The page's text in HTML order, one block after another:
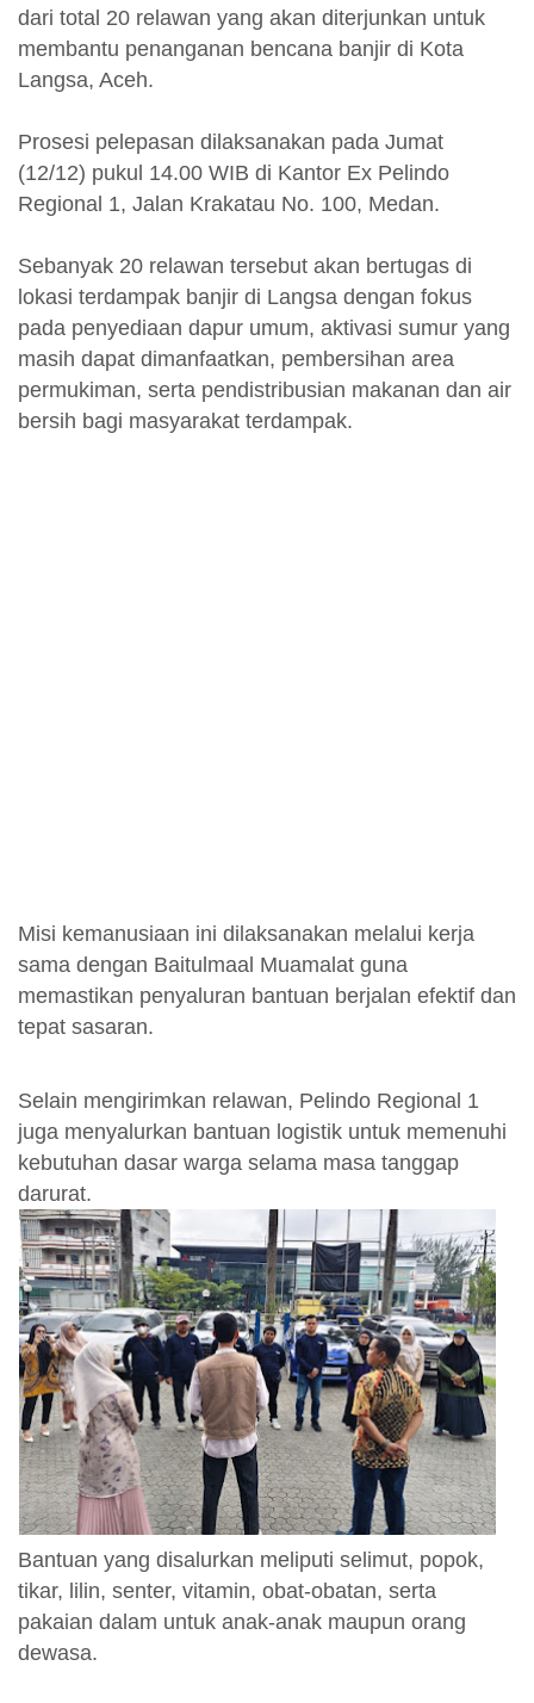
dari total 20 relawan yang akan diterjunkan untuk
membantu penanganan bencana banjir di Kota
Langsa, Aceh.
Prosesi pelepasan dilaksanakan pada Jumat
(12/12) pukul 14.00 WIB di Kantor Ex Pelindo
Regional 1, Jalan Krakatau No. 100, Medan.
Sebanyak 20 relawan tersebut akan bertugas di
lokasi terdampak banjir di Langsa dengan fokus
pada penyediaan dapur umum, aktivasi sumur yang
masih dapat dimanfaatkan, pembersihan area
permukiman, serta pendistribusian makanan dan air
bersih bagi masyarakat terdampak.
Misi kemanusiaan ini dilaksanakan melalui kerja
sama dengan Baitulmaal Muamalat guna
memastikan penyaluran bantuan berjalan efektif dan
tepat sasaran.
Selain mengirimkan relawan, Pelindo Regional 1
juga menyalurkan bantuan logistik untuk memenuhi
kebutuhan dasar warga selama masa tanggap
darurat.
Bantuan yang disalurkan meliputi selimut, popok,
tikar, lilin, senter, vitamin, obat-obatan, serta
pakaian dalam untuk anak-anak maupun orang
dewasa.